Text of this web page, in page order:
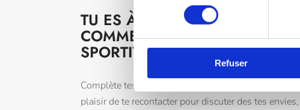
consentement
Refuser
TU ES À DEUX PAS DE
COMMENCER TON
SPORTIVE À THE LAB & SOUL.
Complète tes coordonnées ici et nous nous ferons un
plaisir de te recontacter pour discuter des tes